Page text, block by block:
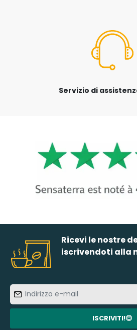
Servizio di
Ricevi le nostre
iscrivendoti alla
e-
mail
ISCRIVITI!😊